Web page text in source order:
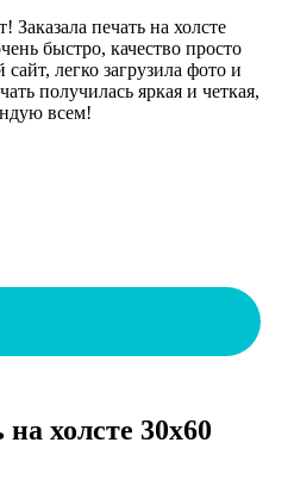
печать на холсте
быстро, качество просто
легко загрузила фото и
получилась яркая и четкая,
всем!
на холсте 30х60